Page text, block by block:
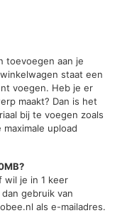
toevoegen aan je
staat een
voegen. Heb je er
maakt? Dan is het
bij te voegen zoals
maximale upload
wil je in 1 keer
gebruik van
als e-mailadres.